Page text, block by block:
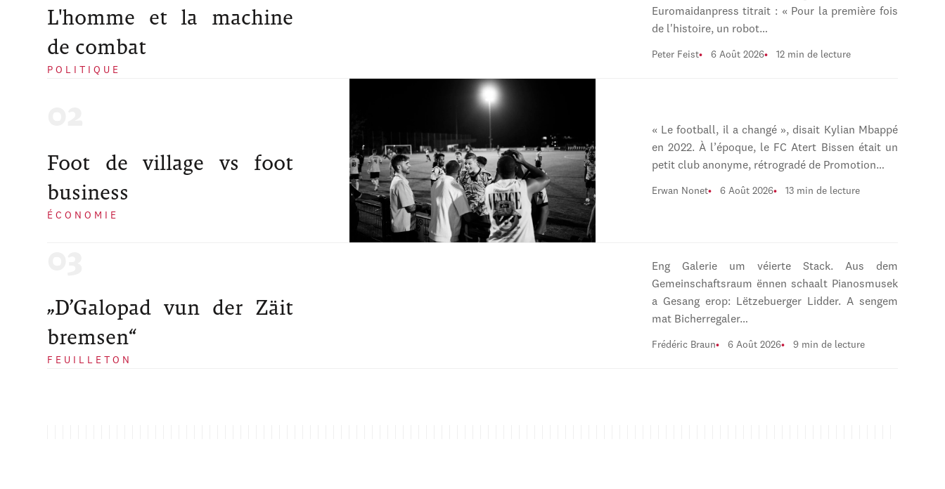
L'homme et la machine
de combat
POLITIQUE
Euromaidanpress titrait : « Pour la première fois
de l'histoire, un robot…
Peter Feist 6 Août 2026 12 min de lecture
Foot de village vs foot
business
ÉCONOMIE
« Le football, il a changé », disait Kylian Mbappé
en 2022. À l’époque, le FC Atert Bissen était un
petit club anonyme, rétrogradé de Promotion…
Erwan Nonet 6 Août 2026 13 min de lecture
„D’Galopad vun der Zäit
bremsen“
FEUILLETON
Eng Galerie um véierte Stack. Aus dem
Gemeinschaftsraum ënnen schaalt Pianosmusek
a Gesang erop: Lëtzebuerger Lidder. A sengem
mat Bicherregaler…
Frédéric Braun 6 Août 2026 9 min de lecture